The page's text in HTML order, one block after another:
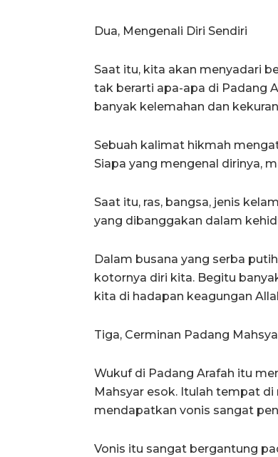
Dua, Mengenali Diri Sendiri
Saat itu, kita akan menyadari
tak berarti apa-apa di Padang
banyak kelemahan dan
Sebuah kalimat hikmah
Siapa yang mengenal dirinya,
Saat itu, ras, bangsa, jenis
yang dibanggakan dalam
Dalam busana yang serba
kotornya diri kita. Begitu
kita di hadapan keagungan
Tiga, Cerminan Padang
Wukuf di Padang Arafah itu
Mahsyar esok. Itulah tempat
mendapatkan vonis sangat
Vonis itu sangat bergantung